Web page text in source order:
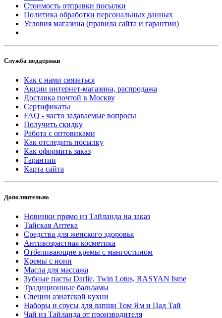
Стоимость отправки посылки
Политика обработки персональных данных
Условия магазина (правила сайта и гарантии)
Служба поддержки
Как с нами связаться
Акции интернет-магазина, распродажа
Доставка почтой в Москву
Сертификаты
FAQ - часто задаваемые вопросы
Получить скидку
Работа с оптовиками
Как отследить посылку
Как оформить заказ
Гарантии
Карта сайта
Дополнительно
Новинки прямо из Тайланда на заказ
Тайская Аптека
Средства для женского здоровья
Антивозрастная косметика
Отбеливающие кремы с мангостином
Кремы с нони
Масла для массажа
Зубные пасты Darlie, Twin Lotus, RASYAN Isme
Традиционные бальзамы
Специи азиатской кухни
Наборы и соусы для лапши Том Ям и Пад Тай
Чай из Тайланда от производителя